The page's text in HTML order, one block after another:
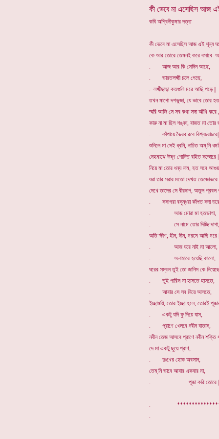
কী ভেবে মা এসেছিস আজ
কবি অশ্বিনীকুমার দত্ত
কী ভেবে মা এসেছিস আজ এই শূন্য
কে আর তোরে তেমনই করে বসাবে
. আজ আর কি সেদিন আছে,
. ভারতলক্ষ্মী চলে গেছে,
. লক্ষ্মীছাড়া কতগুলি মরে আছি পড়ে ||
তখন মাগো দশভুজা, যে ভাবে তোর
স্মরি আজি সে সব কথা সদা আঁখি ঝরে ;
কারু না মা ছিল শঙ্কা, বাজত মা তোর
. কাঁপায়ে ভৈরব রবে বিশ্বচরাচরে|
শুনিলে মা সেই ধ্বনি, নাচিত অম্ নি
দেহমাঝে উষ্ণ শোনিত বহিত সজোরে ||
নিয়ে মা তোর ধন্য নাম, হত সবে
ধরা তার সরার মতো দেখত তেজোভরে
দেখে তাদের সে বীরদাপ, অতুল প্রবল
. সসাগরা বসুন্ধরা কাঁপত সদা
. আজ মোরা মা হতভাগা,
. সে নামে তোর দিচ্ছি দাগা,
অতি ক্ষীণ, হীন, দীন, মরমে আছি মরে
. আজ ঘরে নাই মা আলো,
. অনাহারে হয়েছি কালো,
ঘরের সম্বল তুই তো জানিস কে
. তুই পারিস মা হাসতে হাসতে,
. আবার সে সব নিয়ে আসতে,
ইচ্ছাময়ি, তোর ইচ্ছা হলে, তোরই
. একটু যদি ফু দিয়ে যাস,
. প্রাণে খেলবে নবীন বাতাস,
নবীন তেজ আসবে প্রাণে নবীন শক্তি
দে মা একটু ছুয়ে প্রাণ,
. দুঃখের হোক অবসান,
তেম্ নি ভাবে আবার একবার মা,
. পূজা করি তোরে
.